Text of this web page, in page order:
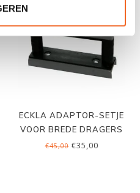
ECKLA ADAPTOR-SETJE
VOOR BREDE DRAGERS
€45,00€35,00